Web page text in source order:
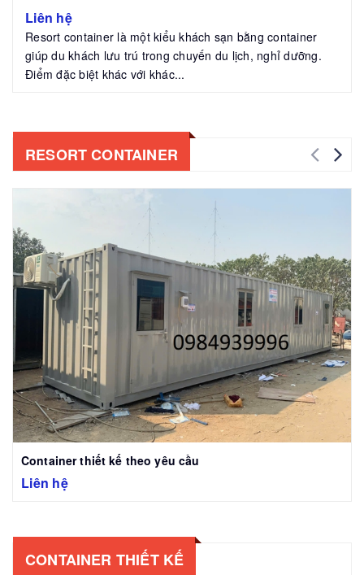
Liên hệ
Resort container là một kiểu khách sạn bằng container
giúp du khách lưu trú trong chuyến du lịch, nghỉ dưỡng.
Điểm đặc biệt khác với khác...
RESORT CONTAINER
Container thiết kế theo yêu cầu
Liên hệ
CONTAINER THIẾT KẾ